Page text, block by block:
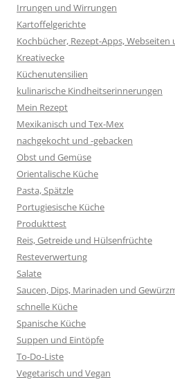
Irrungen und Wirrungen
Kartoffelgerichte
Kochbücher, Rezept-Apps,
Kreativecke
Küchenutensilien
kulinarische Kindheitserinnerungen
Mein Rezept
Mexikanisch und Tex-Mex
nachgekocht und -gebacken
Obst und Gemüse
Orientalische Küche
Pasta, Spätzle
Portugiesische Küche
Produkttest
Reis, Getreide und Hülsenfrüchte
Resteverwertung
Salate
Saucen, Dips, Marinaden und
schnelle Küche
Spanische Küche
Suppen und Eintöpfe
To-Do-Liste
Vegetarisch und Vegan